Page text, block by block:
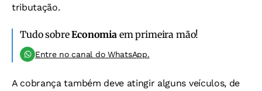
tributação.
Tudo sobreEconomiaem primeira mão!
Entre no canal do WhatsApp.
A cobrança também deve atingir alguns veículos, de